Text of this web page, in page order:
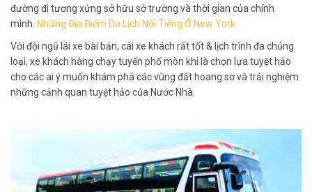
đường đi tương xứng sở hữu sở trường và thời gian của chính
mình. Những Địa Điểm Du Lịch Nổi Tiếng Ở New York
Với đội ngũ lái xe bài bản, cái xe khách rất tốt & lịch trình đa chủng
loại, xe khách hàng chạy tuyến phố mòn khi là chọn lựa tuyệt hảo
cho các ai ý muốn khám phá các vùng đất hoang sơ và trải nghiệm
những cảnh quan tuyệt hảo của Nước Nhà.